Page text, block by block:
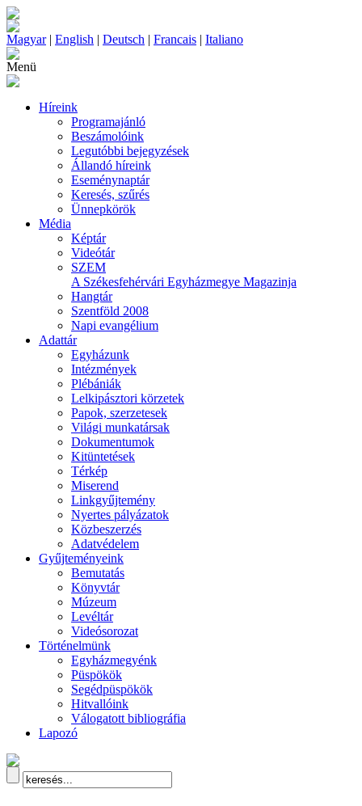
Magyar| English | Deutsch | Francais | Italiano
Menü
Híreink
Programajánló
Beszámolóink
Legutóbbi bejegyzések
Állandó híreink
Eseménynaptár
Keresés, szűrés
Ünnepkörök
Média
Képtár
Videótár
SZEM
A Székesfehérvári Egyházmegye Magazinja
Hangtár
Szentföld 2008
Napi evangélium
Adattár
Egyházunk
Intézmények
Plébániák
Lelkipásztori körzetek
Papok, szerzetesek
Világi munkatársak
Dokumentumok
Kitüntetések
Térkép
Miserend
Linkgyűjtemény
Nyertes pályázatok
Közbeszerzés
Adatvédelem
Gyűjteményeink
Bemutatás
Könyvtár
Múzeum
Levéltár
Videósorozat
Történelmünk
Egyházmegyénk
Püspökök
Segédpüspökök
Hitvallóink
Válogatott bibliográfia
Lapozó